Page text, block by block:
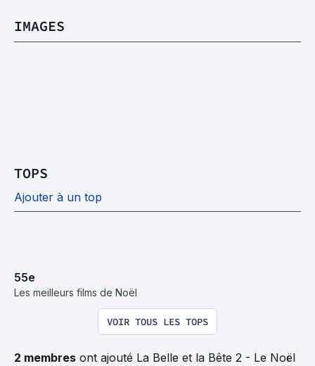
IMAGES
TOPS
Ajouter à un top
55e
Les meilleurs films de Noël
VOIR TOUS LES TOPS
2 membres ont ajouté La Belle et la Bête 2 - Le Noël